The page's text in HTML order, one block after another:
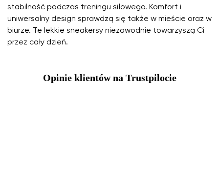
stabilność podczas treningu siłowego. Komfort i
uniwersalny design sprawdzą się także w mieście oraz w
biurze. Te lekkie sneakersy niezawodnie towarzyszą Ci
przez cały dzień.
Opinie klientów na Trustpilocie